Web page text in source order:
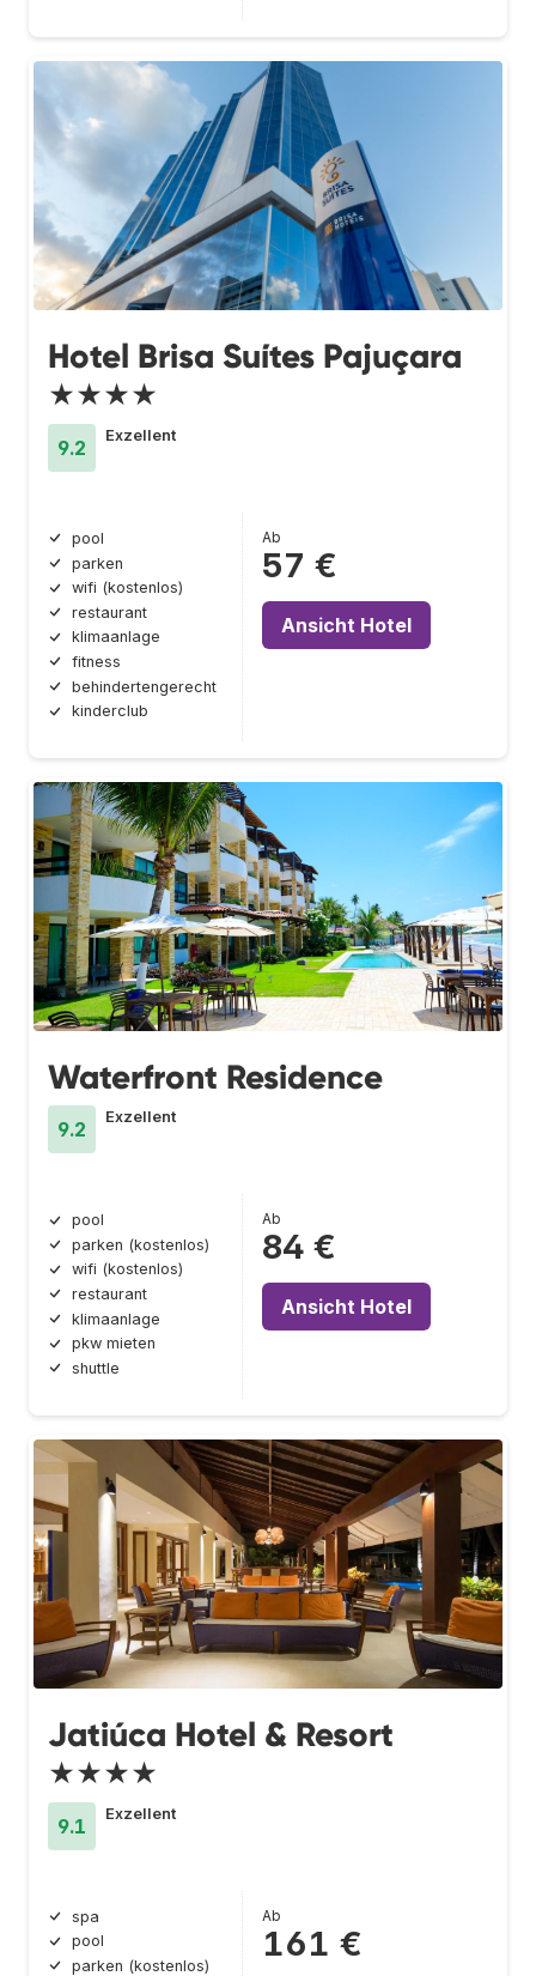
Hotel Brisa Suítes Pajuçara
★★★★
9.2
Exzellent
pool
parken
wifi (kostenlos)
restaurant
klimaanlage
fitness
behindertengerecht
kinderclub
Ab
57 €
Ansicht Hotel
Waterfront Residence
9.2
Exzellent
pool
parken (kostenlos)
wifi (kostenlos)
restaurant
klimaanlage
pkw mieten
shuttle
Ab
84 €
Ansicht Hotel
Jatiúca Hotel & Resort
★★★★
9.1
Exzellent
spa
pool
parken (kostenlos)
Ab
161 €